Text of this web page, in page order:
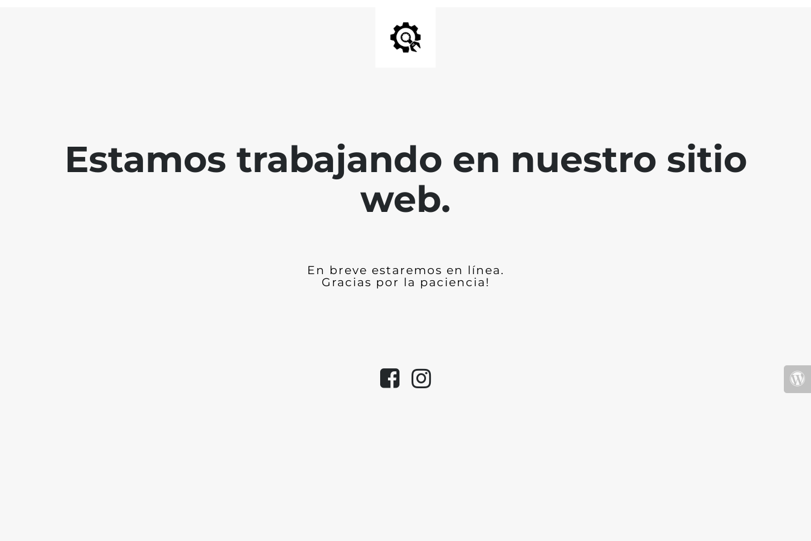
Estamos trabajando en nuestro sitio
web.
En breve estaremos en línea.
Gracias por la paciencia!